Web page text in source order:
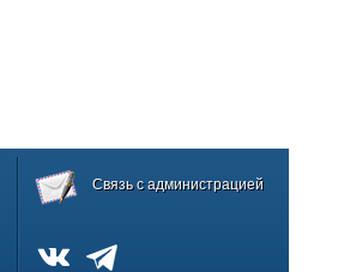
Связь с администрацией